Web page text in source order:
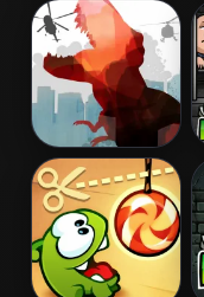
Bomb It 4
L. A. Rex